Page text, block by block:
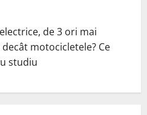
de 3 ori mai
motocicletele? Ce
studiu